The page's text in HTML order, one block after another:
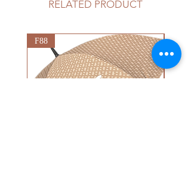
RELATED PRODUCT
F88 G92